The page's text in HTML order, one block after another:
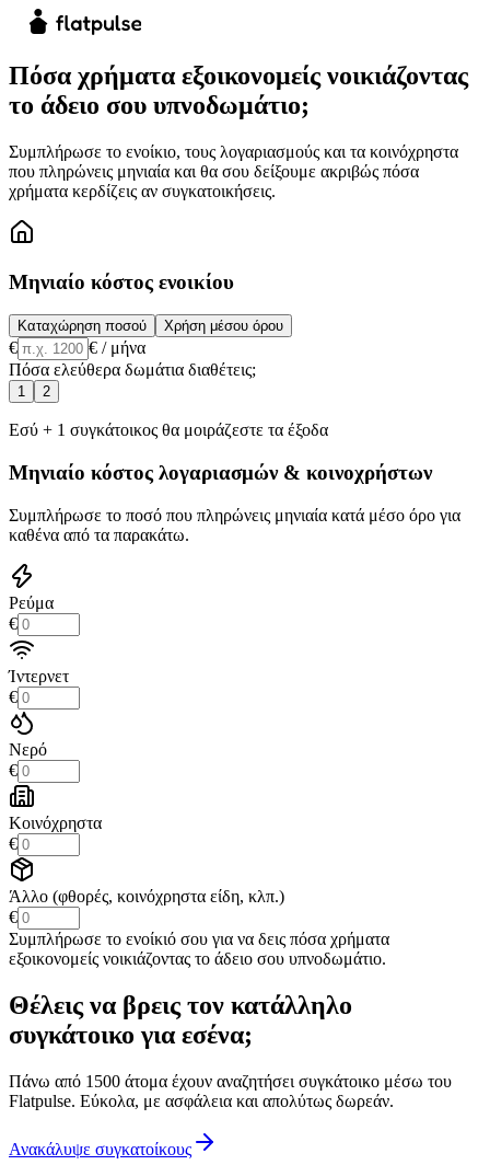
Πόσα χρήματα εξοικονομείς νοικιάζοντας
το άδειο σου υπνοδωμάτιο;
Συμπλήρωσε το ενοίκιο, τους λογαριασμούς και τα κοινόχρηστα
που πληρώνεις μηνιαία και θα σου δείξουμε ακριβώς πόσα
χρήματα κερδίζεις αν συγκατοικήσεις.
Μηνιαίο κόστος ενοικίου
Καταχώρηση ποσού Χρήση μέσου όρου
€
€ / μήνα
Πόσα ελεύθερα δωμάτια διαθέτεις;
1 2
Εσύ + 1 συγκάτοικος θα μοιράζεστε τα έξοδα
Μηνιαίο κόστος λογαριασμών & κοινοχρήστων
Συμπλήρωσε το ποσό που πληρώνεις μηνιαία κατά μέσο όρο για
καθένα από τα παρακάτω.
Ρεύμα
€
Ίντερνετ
€
Νερό
€
Κοινόχρηστα
€
Άλλο (φθορές, κοινόχρηστα είδη, κλπ.)
€
Συμπλήρωσε το ενοίκιό σου για να δεις πόσα χρήματα
εξοικονομείς νοικιάζοντας το άδειο σου υπνοδωμάτιο.
Θέλεις να βρεις τον κατάλληλο
συγκάτοικο για εσένα;
Πάνω από 1500 άτομα έχουν αναζητήσει συγκάτοικο μέσω του
Flatpulse. Εύκολα, με ασφάλεια και απολύτως δωρεάν.
Ανακάλυψε συγκατοίκους